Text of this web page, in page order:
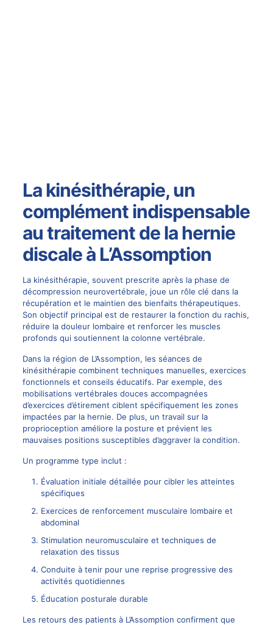
La kinésithérapie, un
complément indispensable
au traitement de la hernie
discale à L’Assomption
La kinésithérapie, souvent prescrite après la phase de
décompression neurovertébrale, joue un rôle clé dans la
récupération et le maintien des bienfaits thérapeutiques.
Son objectif principal est de restaurer la fonction du rachis,
réduire la douleur lombaire et renforcer les muscles
profonds qui soutiennent la colonne vertébrale.
Dans la région de L’Assomption, les séances de
kinésithérapie combinent techniques manuelles, exercices
fonctionnels et conseils éducatifs. Par exemple, des
mobilisations vertébrales douces accompagnées
d’exercices d’étirement ciblent spécifiquement les zones
impactées par la hernie. De plus, un travail sur la
proprioception améliore la posture et prévient les
mauvaises positions susceptibles d’aggraver la condition.
Un programme type inclut :
Évaluation initiale détaillée pour cibler les atteintes
spécifiques
Exercices de renforcement musculaire lombaire et
abdominal
Stimulation neuromusculaire et techniques de
relaxation des tissus
Conduite à tenir pour une reprise progressive des
activités quotidiennes
Éducation posturale durable
Les retours des patients à L’Assomption confirment que